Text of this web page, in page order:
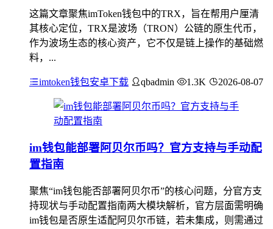
这篇文章聚焦imToken钱包中的TRX，旨在帮用户厘清
其核心定位，TRX是波场（TRON）公链的原生代币，
作为波场生态的核心资产，它不仅是链上操作的基础燃
料，...
imtoken钱包安卓下载 qbadmin 1.3K 2026-08-07
im钱包能部署阿贝尔币吗？官方支持与手动配
置指南
聚焦“im钱包能否部署阿贝尔币”的核心问题，分官方支
持现状与手动配置指南两大模块解析，官方层面需明确
im钱包是否原生适配阿贝尔币链，若未集成，则需通过